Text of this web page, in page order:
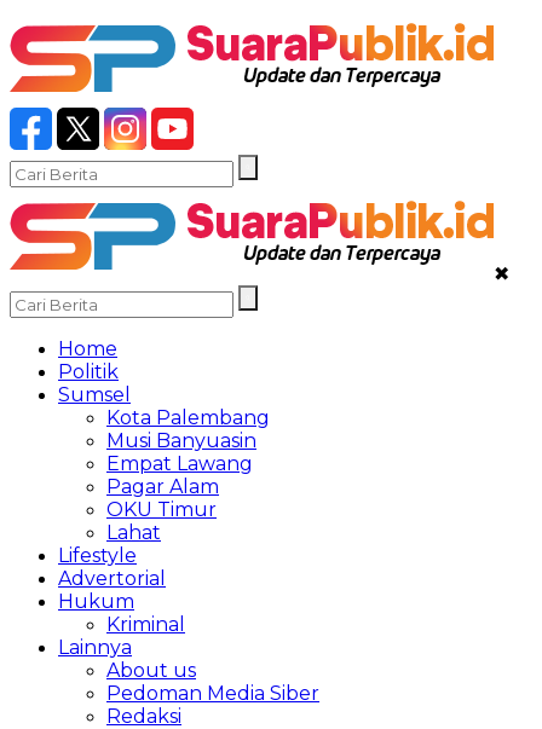
✖
Home
Politik
Sumsel
Kota Palembang
Musi Banyuasin
Empat Lawang
Pagar Alam
OKU Timur
Lahat
Lifestyle
Advertorial
Hukum
Kriminal
Lainnya
About us
Pedoman Media Siber
Redaksi